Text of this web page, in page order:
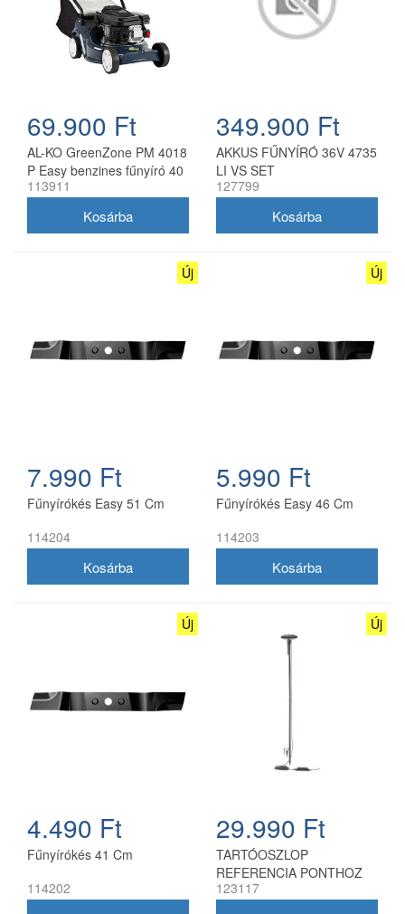
69.900 Ft
AL-KO GreenZone PM 4018
P Easy benzines fűnyíró 40
cm
113911
349.900 Ft
AKKUS FŰNYÍRÓ 36V 4735
LI VS SET
127799
Új
7.990 Ft
Fűnyírókés Easy 51 Cm
114204
Új
5.990 Ft
Fűnyírókés Easy 46 Cm
114203
Új
4.490 Ft
Fűnyírókés 41 Cm
114202
Új
29.990 Ft
TARTÓOSZLOP
REFERENCIA PONTHOZ
123117